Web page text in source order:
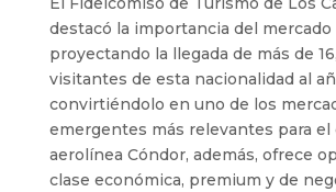
destacó la importancia del mercado
proyectando la llegada de más de
visitantes de esta nacionalidad al
convirtiéndolo en uno de los
emergentes más relevantes para el
aerolínea Cóndor, además, ofrece
clase económica, premium y de